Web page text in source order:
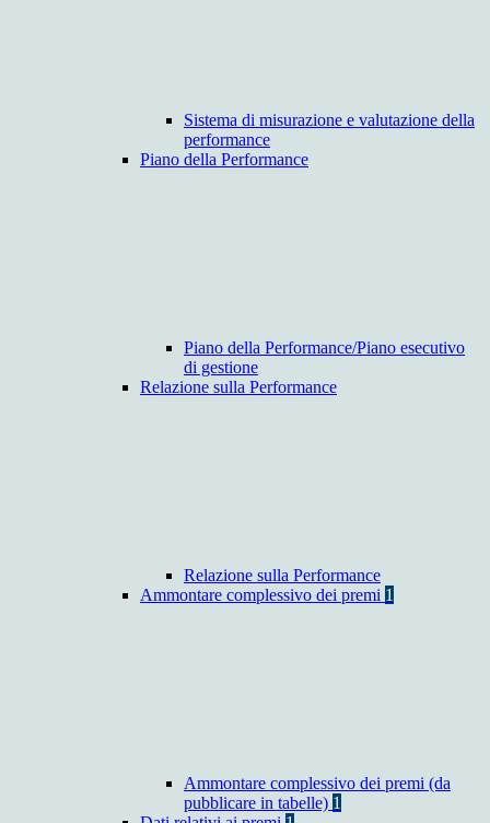
Sistema di misurazione e valutazione della
performance
Piano della Performance
Piano della Performance/Piano esecutivo
di gestione
Relazione sulla Performance
Relazione sulla Performance
Ammontare complessivo dei premi 1
Ammontare complessivo dei premi (da
pubblicare in tabelle) 1